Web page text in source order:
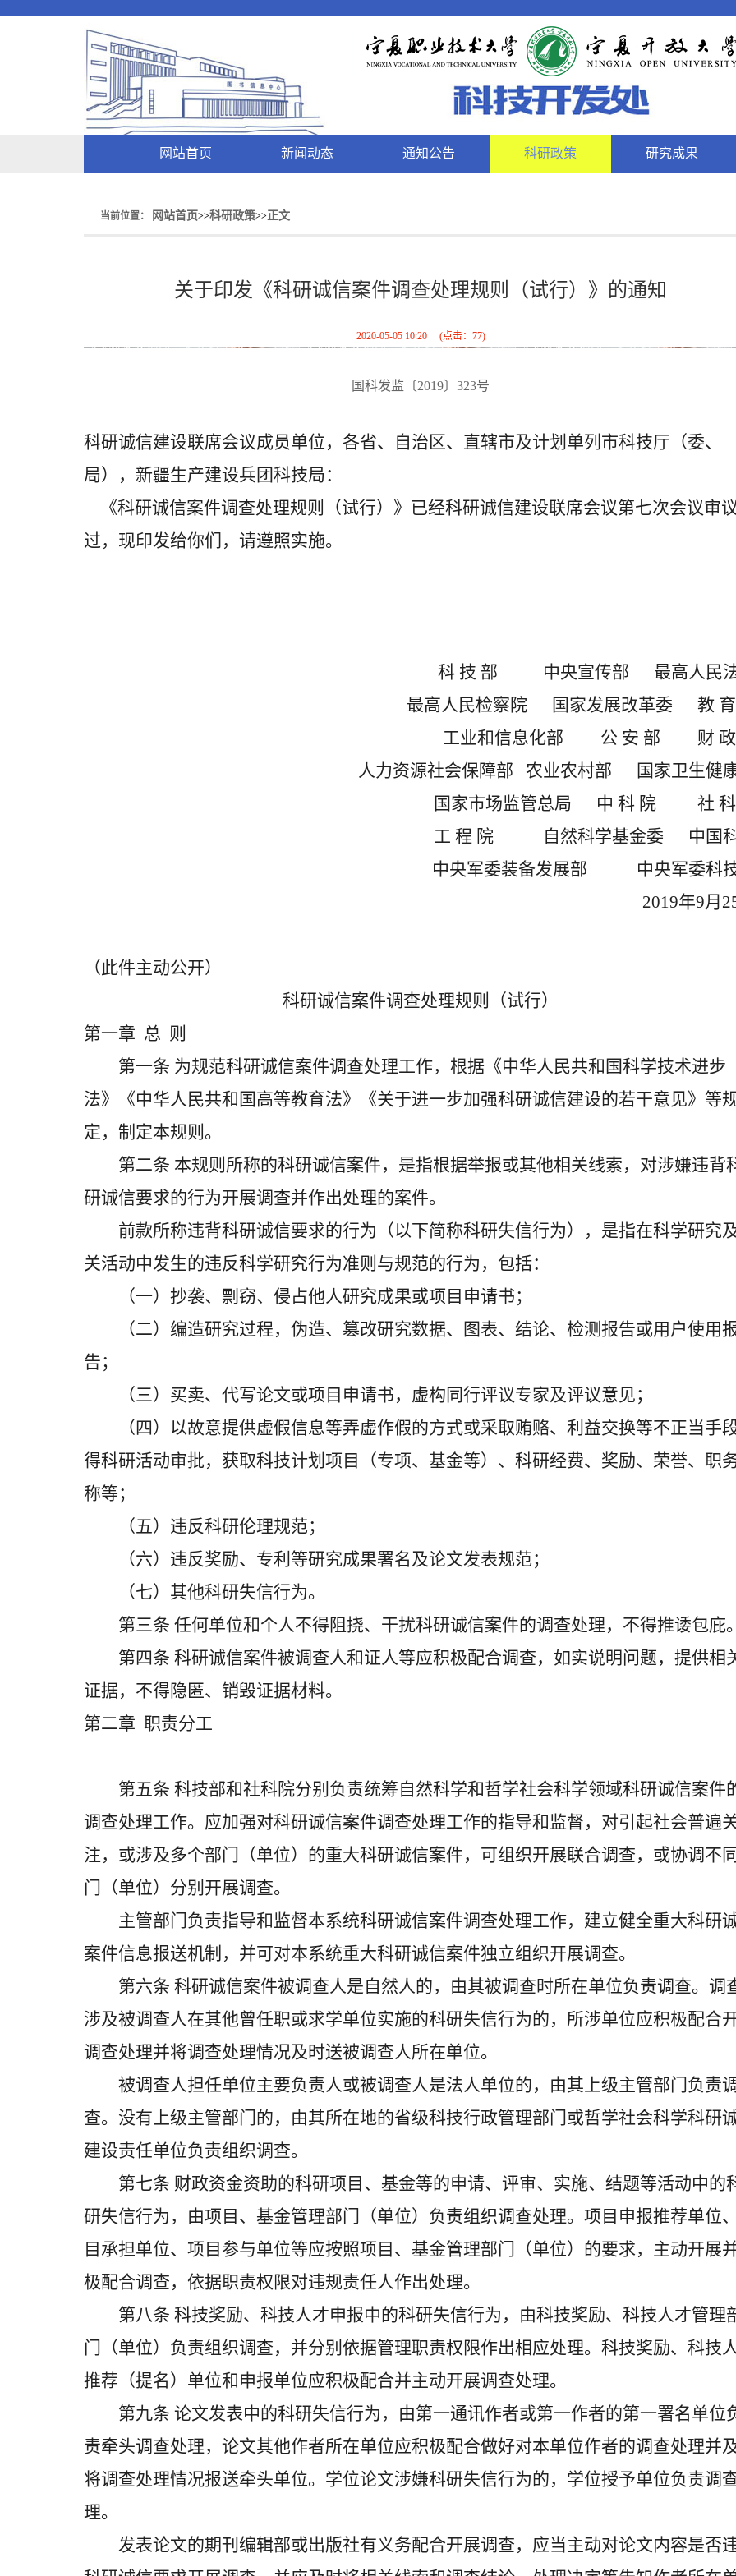
网站首页 新闻动态 通知公告 科研政策 研究成果
当前位置： 网站首页>>科研政策>>正文
关于印发《科研诚信案件调查处理规则（试行）》的通知
2020-05-05 10:20 (点击： 77)
国科发监〔2019〕323号
科研诚信建设联席会议成员单位，各省、自治区、直辖市及计划单列市科技厅（委、
局），新疆生产建设兵团科技局：
《科研诚信案件调查处理规则（试行）》已经科研诚信建设联席会议第七次会议审
过，现印发给你们，请遵照实施。
科 技 部 中央宣传部 最高人民
最高人民检察院 国家发展改革委 教 育
工业和信息化部 公 安 部 财 政
人力资源社会保障部 农业农村部 国家卫生健
国家市场监管总局 中 科 院 社 科
工 程 院 自然科学基金委 中国
中央军委装备发展部 中央军委科
2019年9月25
（此件主动公开）
科研诚信案件调查处理规则（试行）
第一章 总 则
第一条 为规范科研诚信案件调查处理工作，根据《中华人民共和国科学技术进步
法》《中华人民共和国高等教育法》《关于进一步加强科研诚信建设的若干意见》等
定，制定本规则。
第二条 本规则所称的科研诚信案件，是指根据举报或其他相关线索，对涉嫌违背
研诚信要求的行为开展调查并作出处理的案件。
前款所称违背科研诚信要求的行为（以下简称科研失信行为），是指在科学研究
关活动中发生的违反科学研究行为准则与规范的行为，包括：
（一）抄袭、剽窃、侵占他人研究成果或项目申请书；
（二）编造研究过程，伪造、篡改研究数据、图表、结论、检测报告或用户使用
告；
（三）买卖、代写论文或项目申请书，虚构同行评议专家及评议意见；
（四）以故意提供虚假信息等弄虚作假的方式或采取贿赂、利益交换等不正当手
得科研活动审批，获取科技计划项目（专项、基金等）、科研经费、奖励、荣誉、职
称等；
（五）违反科研伦理规范；
（六）违反奖励、专利等研究成果署名及论文发表规范；
（七）其他科研失信行为。
第三条 任何单位和个人不得阻挠、干扰科研诚信案件的调查处理，不得推诿包庇。
第四条 科研诚信案件被调查人和证人等应积极配合调查，如实说明问题，提供相
证据，不得隐匿、销毁证据材料。
第二章 职责分工
第五条 科技部和社科院分别负责统筹自然科学和哲学社会科学领域科研诚信案件
调查处理工作。应加强对科研诚信案件调查处理工作的指导和监督，对引起社会普遍
注，或涉及多个部门（单位）的重大科研诚信案件，可组织开展联合调查，或协调不
门（单位）分别开展调查。
主管部门负责指导和监督本系统科研诚信案件调查处理工作，建立健全重大科研
案件信息报送机制，并可对本系统重大科研诚信案件独立组织开展调查。
第六条 科研诚信案件被调查人是自然人的，由其被调查时所在单位负责调查。调
涉及被调查人在其他曾任职或求学单位实施的科研失信行为的，所涉单位应积极配合
调查处理并将调查处理情况及时送被调查人所在单位。
被调查人担任单位主要负责人或被调查人是法人单位的，由其上级主管部门负责调
查。没有上级主管部门的，由其所在地的省级科技行政管理部门或哲学社会科学科研
建设责任单位负责组织调查。
第七条 财政资金资助的科研项目、基金等的申请、评审、实施、结题等活动中的
研失信行为，由项目、基金管理部门（单位）负责组织调查处理。项目申报推荐单位
目承担单位、项目参与单位等应按照项目、基金管理部门（单位）的要求，主动开展
极配合调查，依据职责权限对违规责任人作出处理。
第八条 科技奖励、科技人才申报中的科研失信行为，由科技奖励、科技人才管理
门（单位）负责组织调查，并分别依据管理职责权限作出相应处理。科技奖励、科技
推荐（提名）单位和申报单位应积极配合并主动开展调查处理。
第九条 论文发表中的科研失信行为，由第一通讯作者或第一作者的第一署名单位
责牵头调查处理，论文其他作者所在单位应积极配合做好对本单位作者的调查处理并
将调查处理情况报送牵头单位。学位论文涉嫌科研失信行为的，学位授予单位负责调
理。
发表论文的期刊编辑部或出版社有义务配合开展调查，应当主动对论文内容是否